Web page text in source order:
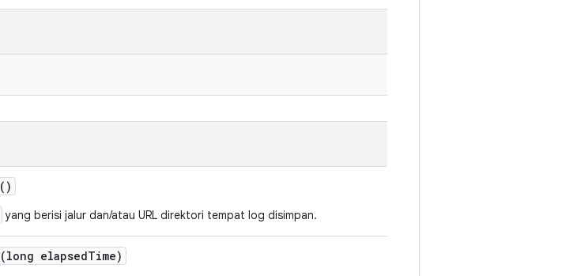
()
yang berisi jalur dan/atau URL direktori tempat log disimpan.
(long elapsedTime)